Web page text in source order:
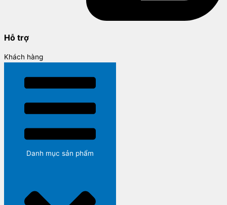
Hỗ trợ
Khách hàng